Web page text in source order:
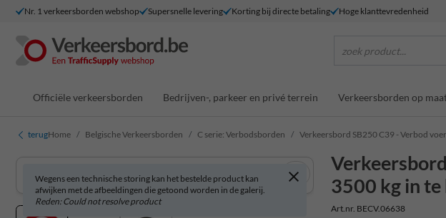
Nr. 1 verkeersborden webshop Supersnelle levering Korting bij directe betaling Hoge klanttevredenheid
zoek product...
Officiële verkeersborden Bedrijven-, parkeer en privé terrein Verkeersborden op
terugHome Belgische Verkeersborden C serie: Verbodsborden Verkeersbord SB250 C39 - Verbod
3500 kg in te
Art.nr. BECV.06638
Wegens een technische storing kan het bestelde product kan
afwijken met de afbeeldingen die getoond worden in de galerij.
Reden: Could not resolve product